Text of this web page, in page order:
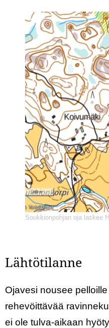
Soukkionpohjan oja laskee
Lähtötilanne
Ojavesi nousee
rehevöittävää
ei ole tulva-aikaan